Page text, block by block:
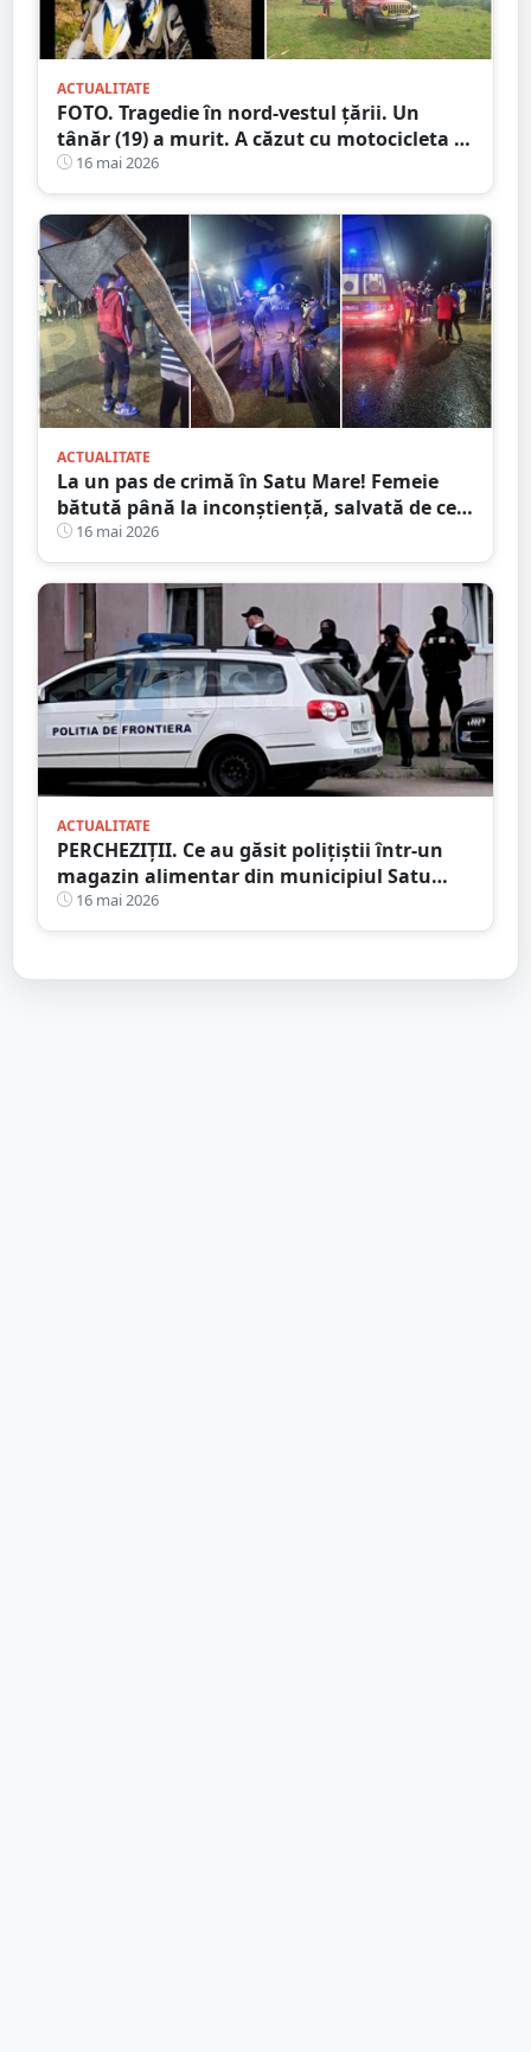
ACTUALITATE
FOTO. Tragedie în nord-vestul țării. Un
tânăr (19) a murit. A căzut cu motocicleta în
prăpastie
16 mai 2026
ACTUALITATE
La un pas de crimă în Satu Mare! Femeie
bătută până la inconștiență, salvată de cei
4 copilași
16 mai 2026
ACTUALITATE
PERCHEZIȚII. Ce au găsit polițiștii într-un
magazin alimentar din municipiul Satu
Mare
16 mai 2026